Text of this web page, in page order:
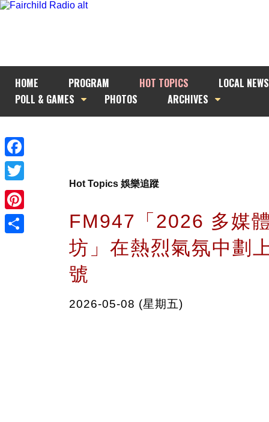
HOME PROGRAM HOT TOPICS
LOCAL NEWS
POLL & GAMES
PHOTOS ARCHIVES
Facebook
Twitter
Pinterest
Hot Topics 娛樂追蹤
FM947「2026 多媒
坊」在熱烈氣氛中劃
號
2026-05-08 (星期五)